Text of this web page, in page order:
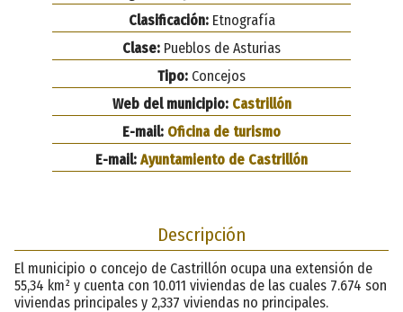
Clasificación:Etnografía
Clase: Pueblos de Asturias
Tipo: Concejos
Web del municipio: Castrillón
E-mail: Oficina de turismo
E-mail: Ayuntamiento de Castrillón
Descripción
El municipio o concejo de Castrillón ocupa una extensión de
55,34 km² y cuenta con 10.011 viviendas de las cuales 7.674 son
viviendas principales y 2,337 viviendas no principales.